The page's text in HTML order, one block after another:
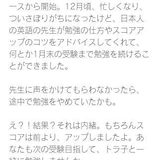
ースから開始。12月頃、忙しくなり、
ついさぼりがちになったけど、日本人
の英語の先生が勉強の仕方やスコアア
ップのコツをアドバイスしてくれて、
何とか1月末の受験まで勉強を続けるこ
とができました。
先生に声をかけてもらわなかったら、
途中で勉強をやめていたかも。
え？！結果？それは内緒。もちろんス
コアは前より、アップしましたよ。あ
なたも次の受験目指して、トラ子と一